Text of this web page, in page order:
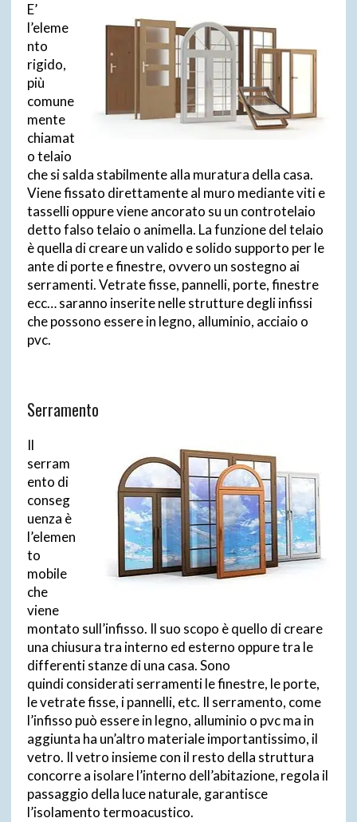
E’
l’eleme
nto
rigido,
più
comune
mente
chiamat
o telaio
che si salda stabilmente alla muratura della casa.
Viene fissato direttamente al muro mediante viti e
tasselli oppure viene ancorato su un controtelaio
detto falso telaio o animella. La funzione del telaio
è quella di creare un valido e solido supporto per le
ante di porte e finestre, ovvero un sostegno ai
serramenti. Vetrate fisse, pannelli, porte, finestre
ecc… saranno inserite nelle strutture degli infissi
che possono essere in legno, alluminio, acciaio o
pvc.
Serramento
Il
serram
ento di
conseg
uenza è
l’elemen
to
mobile
che
viene
montato sull’infisso. Il suo scopo è quello di creare
una chiusura tra interno ed esterno oppure tra le
differenti stanze di una casa. Sono
quindi considerati serramenti le finestre, le porte,
le vetrate fisse, i pannelli, etc. Il serramento, come
l’infisso può essere in legno, alluminio o pvc ma in
aggiunta ha un’altro materiale importantissimo, il
vetro. Il vetro insieme con il resto della struttura
concorre a isolare l’interno dell’abitazione, regola il
passaggio della luce naturale, garantisce
l’isolamento termoacustico.